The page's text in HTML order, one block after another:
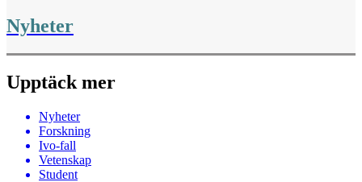
Nyheter
Upptäck mer
Nyheter
Forskning
Ivo-fall
Vetenskap
Student